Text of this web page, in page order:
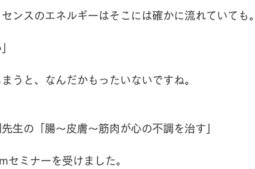
ンスのエネルギーはそこには確かに流れていても。
うと、なんだかもったいないですね。
生の「腸～皮膚～筋肉が心の不調を治す」
セミナーを受けました。